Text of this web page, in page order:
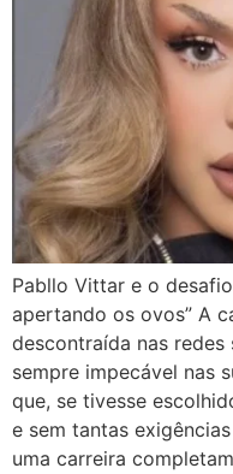
Pabllo Vittar e o
apertando os ovos” A
descontraída nas
sempre impecável nas
que, se tivesse
e sem tantas
uma carreira